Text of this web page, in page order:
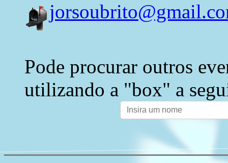
Pode procurar outros
utilizando a "box" a